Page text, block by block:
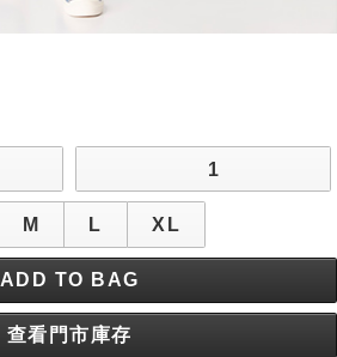
1
M L XL
ADD TO BAG
查看門市庫存